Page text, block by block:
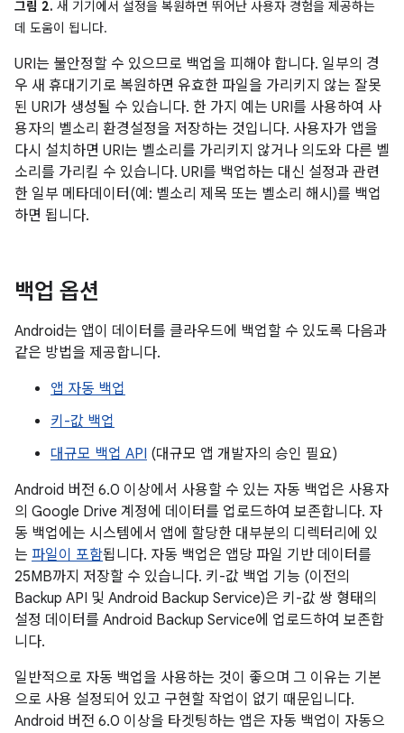
그림 2. 새 기기에서 설정을 복원하면 뛰어난 사용자 경험을 제공하는
데 도움이 됩니다.
URI는 불안정할 수 있으므로 백업을 피해야 합니다. 일부의 경
우 새 휴대기기로 복원하면 유효한 파일을 가리키지 않는 잘못
된 URI가 생성될 수 있습니다. 한 가지 예는 URI를 사용하여 사
용자의 벨소리 환경설정을 저장하는 것입니다. 사용자가 앱을
다시 설치하면 URI는 벨소리를 가리키지 않거나 의도와 다른 벨
소리를 가리킬 수 있습니다. URI를 백업하는 대신 설정과 관련
한 일부 메타데이터(예: 벨소리 제목 또는 벨소리 해시)를 백업
하면 됩니다.
백업 옵션
Android는 앱이 데이터를 클라우드에 백업할 수 있도록 다음과
같은 방법을 제공합니다.
앱 자동 백업
키-값 백업
대규모 백업 API (대규모 앱 개발자의 승인 필요)
Android 버전 6.0 이상에서 사용할 수 있는 자동 백업은 사용자
의 Google Drive 계정에 데이터를 업로드하여 보존합니다. 자
동 백업에는 시스템에서 앱에 할당한 대부분의 디렉터리에 있
는 파일이 포함됩니다. 자동 백업은 앱당 파일 기반 데이터를
25MB까지 저장할 수 있습니다. 키-값 백업 기능 (이전의
Backup API 및 Android Backup Service)은 키-값 쌍 형태의
설정 데이터를 Android Backup Service에 업로드하여 보존합
니다.
일반적으로 자동 백업을 사용하는 것이 좋으며 그 이유는 기본
으로 사용 설정되어 있고 구현할 작업이 없기 때문입니다.
Android 버전 6.0 이상을 타겟팅하는 앱은 자동 백업이 자동으